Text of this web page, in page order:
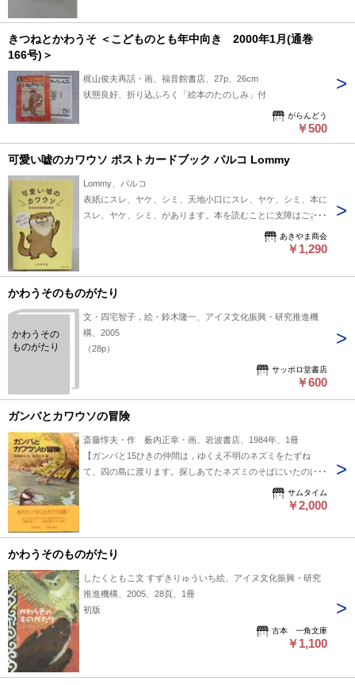
きつねとかわうそ ＜こどものとも年中向き 2000年1月(通巻
166号)＞
梶山俊夫再話・画、福音館書店、27p、26cm
状態良好、折り込ふろく「絵本のたのしみ」付
がらんどう
￥500
可愛い嘘のカワウソ ポストカードブック パルコ Lommy
Lommy、パルコ
表紙にスレ、ヤケ、シミ、天地小口にスレ、ヤケ、シミ、本に
スレ、ヤケ、シミ、があります。本を読むことに支障はござい
ません。※注意事項※■毎商品チェック後出品しております
が、中古品ということもあり、多少の書き込み等のチェック漏
場合、記載されていない物は『付属なし』とご理解下さい。■
併売販売をしているため、在庫切れの場合はキャンセルとなり
あきやま商会
￥1,290
かわうそのものがたり
かわうその
ものがたり
文・四宅智子，絵・鈴木隆一、アイヌ文化振興・研究推進機
構、2005
（28p）
サッポロ堂書店
￥600
ガンバとカワウソの冒険
斎藤惇夫・作 薮内正幸・画、岩波書店、1984年、1冊
【ガンバと15ひきの仲間は，ゆくえ不明のネズミをたずね
て、四の島に渡ります。探しあてたネズミのそばにいたのは、
死に絶えたはずの2ひきのカワウソでした。凶暴な野犬と戦い
ながら、カワウソの仲間が生き残っているかもしれない伝説の
に少ヤケ有り、本文：余白を中心に少ヤケ有り、表紙：経年
り ◎配送荷姿：レターパック・プラス
サムタイム
￥2,000
かわうそのものがたり
したくともこ文 すずきりゅういち絵、アイヌ文化振興・研究
推進機構、2005、28頁、1冊
初版
古本 一角文庫
￥1,100